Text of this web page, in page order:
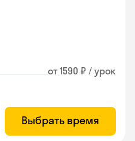
от 1590 ₽ / урок
Выбрать время